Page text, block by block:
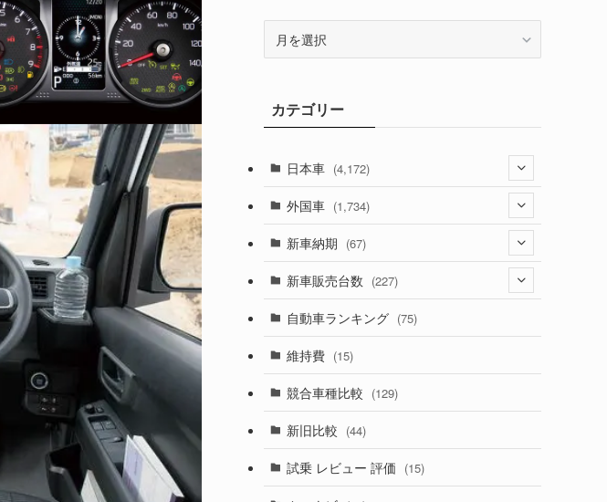
ブカテゴリー
日本車 (4,172)
(1,321)
(329)
(525)
(357)
(328)
(194)
(230)
(253)
外国車 (1,734)
(188)
(242)
(85)
(84)
(14)
(222)
新車納期 (67)
(28)
(8)
(3)
(3)
(5)
新車販売台数 (227)
(21)
(5)
(7)
自動車ランキング (75)
維持費 (15)
競合車種比較 (129)
新旧比較 (44)
試乗 レビュー 評価 (15)